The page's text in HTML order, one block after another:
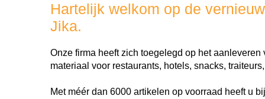
Hartelijk welkom op de
Jika.
Onze firma heeft zich toegelegd op het aanleveren
materiaal voor restaurants, hotels, snacks,
Met méér dan 6000 artikelen op voorraad heeft u